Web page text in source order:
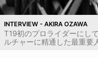
INTERVIEW - AKIRA OZAWA
T19初のプロライダーにし
ルチャーに精通した最重要